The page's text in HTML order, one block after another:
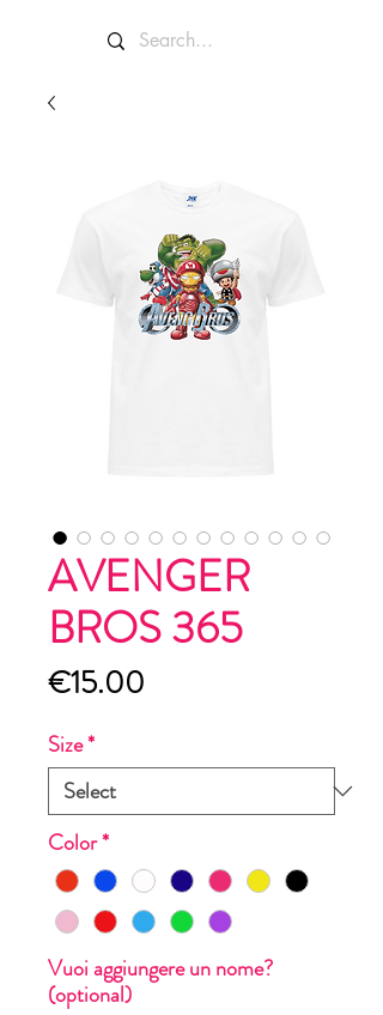
AVENGER
BROS 365
€15.00
Size*
Color*
Vuoi aggiungere un nome?
(optional)